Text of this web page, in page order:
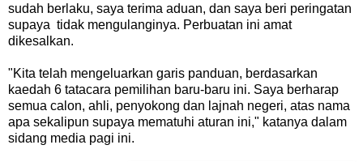
sudah berlaku, saya terima aduan, dan saya beri peringatan
supaya tidak mengulanginya. Perbuatan ini amat
dikesalkan.
"Kita telah mengeluarkan garis panduan, berdasarkan
kaedah 6 tatacara pemilihan baru-baru ini. Saya berharap
semua calon, ahli, penyokong dan lajnah negeri, atas nama
apa sekalipun supaya mematuhi aturan ini," katanya dalam
sidang media pagi ini.